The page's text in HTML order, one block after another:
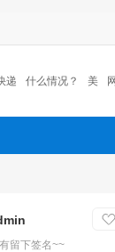
么情况？ 美 网友
嫌犯
留下签名~~